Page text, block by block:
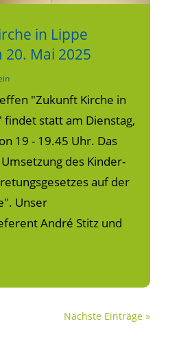
in Lippe
Mai 2025
"Zukunft Kirche in
statt am Dienstag,
19 - 19.45 Uhr. Das
des Kinder-
auf der
Unser
André Stitz und
Nächste Einträge »